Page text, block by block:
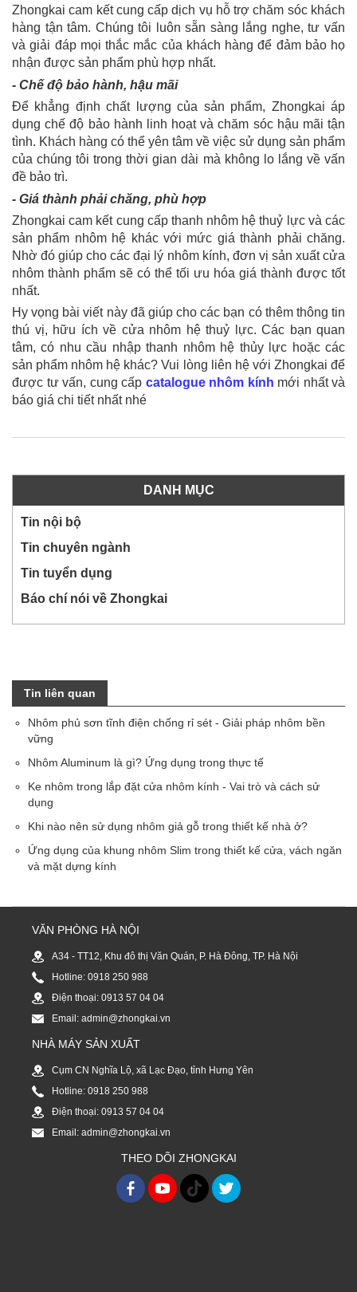
Zhongkai cam kết cung cấp dịch vụ hỗ trợ chăm sóc khách
hàng tận tâm. Chúng tôi luôn sẵn sàng lắng nghe, tư vấn
và giải đáp mọi thắc mắc của khách hàng để đảm bảo họ
nhận được sản phẩm phù hợp nhất.
- Chế độ bảo hành, hậu mãi
Để khẳng định chất lượng của sản phẩm, Zhongkai áp
dụng chế độ bảo hành linh hoạt và chăm sóc hậu mãi tận
tình. Khách hàng có thể yên tâm về việc sử dụng sản phẩm
của chúng tôi trong thời gian dài mà không lo lắng về vấn
đề bảo trì.
- Giá thành phải chăng, phù hợp
Zhongkai cam kết cung cấp thanh nhôm hệ thuỷ lực và các
sản phẩm nhôm hệ khác với mức giá thành phải chăng.
Nhờ đó giúp cho các đại lý nhôm kính, đơn vị sản xuất cửa
nhôm thành phẩm sẽ có thể tối ưu hóa giá thành được tốt
nhất.
Hy vọng bài viết này đã giúp cho các bạn có thêm thông tin
thú vị, hữu ích về cửa nhôm hệ thuỷ lực. Các bạn quan
tâm, có nhu cầu nhập thanh nhôm hệ thủy lực hoặc các
sản phẩm nhôm hệ khác? Vui lòng liên hệ với Zhongkai để
được tư vấn, cung cấp catalogue nhôm kính mới nhất và
báo giá chi tiết nhất nhé
DANH MỤC
Tin nội bộ
Tin chuyên ngành
Tin tuyển dụng
Báo chí nói về Zhongkai
Tin liên quan
Nhôm phủ sơn tĩnh điện chống rỉ sét - Giải pháp nhôm bền
vững
Nhôm Aluminum là gì? Ứng dụng trong thực tế
Ke nhôm trong lắp đặt cửa nhôm kính - Vai trò và cách sử
dụng
Khi nào nên sử dụng nhôm giả gỗ trong thiết kế nhà ở?
Ứng dụng của khung nhôm Slim trong thiết kế cửa, vách ngăn
và mặt dựng kính
VĂN PHÒNG HÀ NỘI
A34 - TT12, Khu đô thị Văn Quán, P. Hà Đông, TP. Hà Nội
Hotline: 0918 250 988
Điện thoại: 0913 57 04 04
Email: admin@zhongkai.vn
NHÀ MÁY SẢN XUẤT
Cụm CN Nghĩa Lộ, xã Lạc Đạo, tỉnh Hưng Yên
Hotline: 0918 250 988
Điện thoại: 0913 57 04 04
Email: admin@zhongkai.vn
THEO DÕI ZHONGKAI